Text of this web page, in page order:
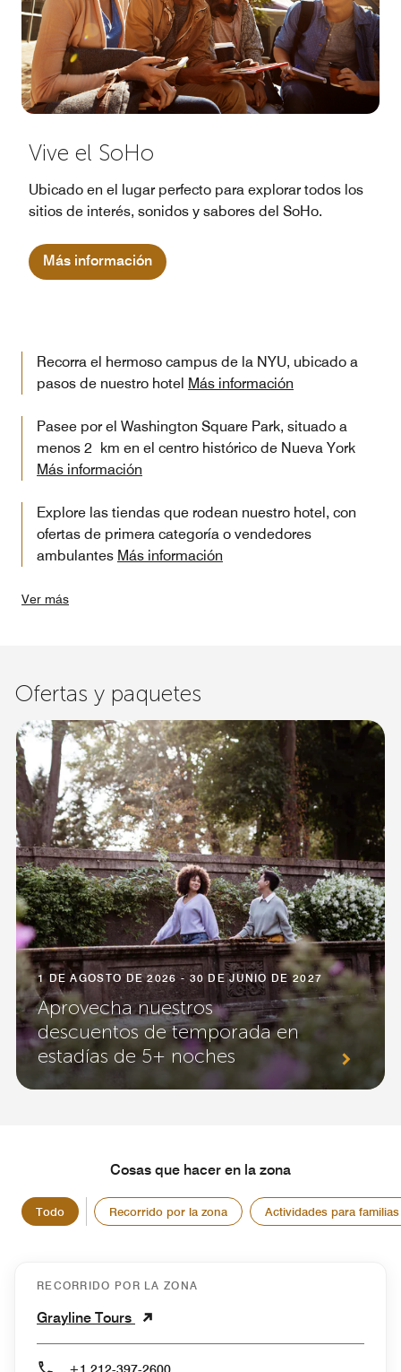
Vive el SoHo
Ubicado en el lugar perfecto para explorar todos los
sitios de interés, sonidos y sabores del SoHo.
Más información
Recorra el hermoso campus de la NYU, ubicado a
pasos de nuestro hotel Más información
Pasee por el Washington Square Park, situado a
menos 2 km en el centro histórico de Nueva York
Más información
Explore las tiendas que rodean nuestro hotel, con
ofertas de primera categoría o vendedores
ambulantes Más información
Ver más
Ofertas y paquetes
1 DE AGOSTO DE 2026 - 30 DE JUNIO DE 2027
Aprovecha nuestros
descuentos de temporada en
estadías de 5+ noches
Cosas que hacer en la zona
Todo Recorrido por la zona Actividades para
RECORRIDO POR LA ZONA
Grayline Tours